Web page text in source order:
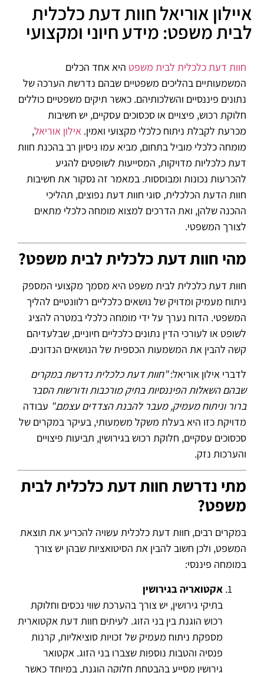
איילון אוריאל חוות דעת כלכלית
לבית משפט: מידע חיוני ומקצועי
חוות דעת כלכלית לבית משפט היא אחד הכלים
המשמעותיים בהליכים משפטיים שבהם נדרשת הערכה של
נתונים פיננסיים והשלכותיהם. כאשר תיקים משפטיים כוללים
חלוקת רכוש, פיצויים או סכסוכים עסקיים, יש חשיבות
מכרעת לקבלת ניתוח כלכלי מקצועי ואמין. אילון אוריאל,
מומחה כלכלי מוביל בתחום, מביא עמו ניסיון רב בהכנת חוות
דעת כלכליות מדויקות, המסייעות לשופטים להגיע
להכרעות נכונות ומבוססות. במאמר זה נסקור את חשיבות
חוות הדעת הכלכלית, סוגי חוות דעת נפוצים, תהליכי
ההכנה שלהן, ואת הדרכים למצוא מומחה כלכלי מתאים
לצורך המשפטי.
מהי חוות דעת כלכלית לבית משפט?
חוות דעת כלכלית לבית משפט היא מסמך מקצועי המספק
ניתוח מעמיק ומדויק של נושאים כלכליים רלוונטיים להליך
המשפטי. הדוח נערך על ידי מומחה כלכלי במטרה להציג
לשופט או לעורכי הדין נתונים כלכליים חיוניים, שבלעדיהם
קשה להבין את המשמעות הכספית של הנושאים הנדונים.
לדברי אילון אוריאל:"חוות דעת כלכלית נדרשת במקרים
שבהם השאלות הפיננסיות בתיק מורכבות ודורשות הסבר
ברור וניתוח מעמיק, מעבר להבנת הצדדים עצמם." עבודה
מדויקת כזו היא בעלת משקל משמעותי, בעיקר במקרים של
סכסוכים עסקיים, חלוקת רכוש בגירושין, תביעות פיצויים
והערכות נזק.
מתי נדרשת חוות דעת כלכלית לבית
משפט?
במקרים רבים, חוות דעת כלכלית עשויה להכריע את תוצאת
המשפט, ולכן חשוב להבין את הסיטואציות שבהן יש צורך
במומחה פיננסי:
אקטואריה בגירושין
בתיקי גירושין, יש צורך בהערכת שווי נכסים וחלוקת
רכוש הוגנת בין בני הזוג. לעיתים חוות דעת אקטוארית
מספקת ניתוח מעמיק של זכויות סוציאליות, קרנות
פנסיה והטבות נוספות שצברו בני הזוג. אקטואר
גירושין מסייע בהבטחת חלוקה הוגנת, במיוחד כאשר